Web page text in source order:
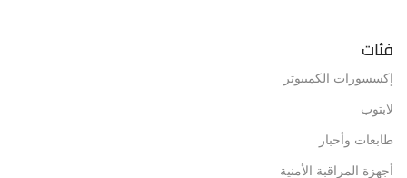
فئات
إكسسورات الكمبيوتر
لابتوب
طابعات وأحبار
أجهزة المراقبة الأمنية